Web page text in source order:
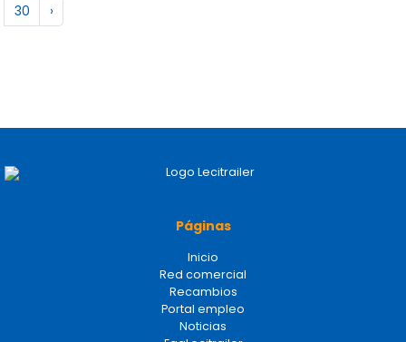
30
›
Páginas
Inicio
Red comercial
Recambios
Portal empleo
Noticias